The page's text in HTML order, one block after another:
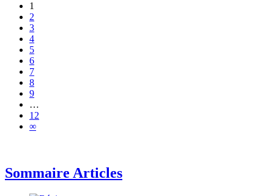
1
2
3
4
5
6
7
8
9
…
12
∞
Sommaire Articles